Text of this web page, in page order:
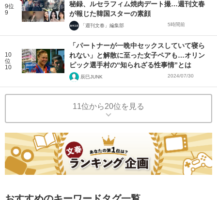
9位
9
秘録、ルセラフィム焼肉デート撮…週刊文春
が報じた韓国スターの素顔
「週刊文春」編集部 5時間前
10
位
10
「パートナーが一晩中セックスしていて寝ら
れない」と解散に至った女子ペアも…オリン
ピック選手村の“知られざる性事情”とは
辰巳JUNK 2024/07/30
11位から20位を見る